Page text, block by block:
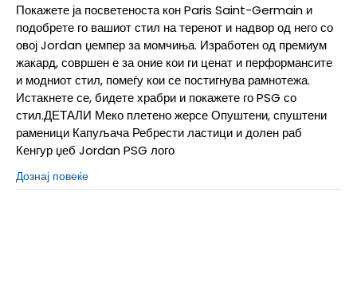
Покажете ја посветеноста кон Paris Saint-Germain и
подобрете го вашиот стил на теренот и надвор од него со
овој Jordan џемпер за момчиња. Изработен од премиум
жакард, совршен е за оние кои ги ценат и перформансите
и модниот стил, помеѓу кои се постигнува рамнотежа.
Истакнете се, бидете храбри и покажете го PSG со
стил.ДЕТАЛИ Меко плетено жерсе Опуштени, спуштени
раменици Капуљача Ребрести ластици и долен раб
Кенгур џеб Jordan PSG лого
Дознај повеќе